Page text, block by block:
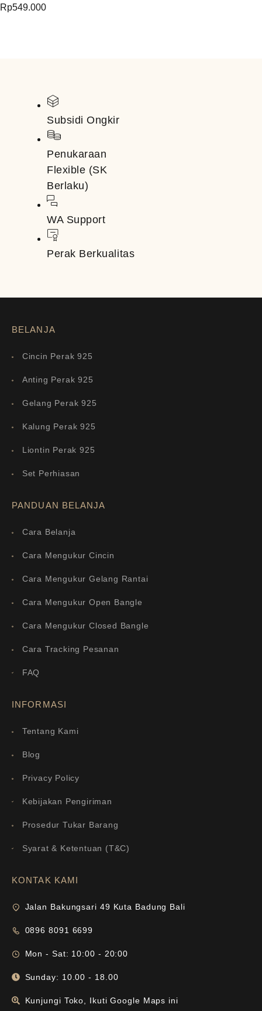
Rp549.000
Subsidi Ongkir
Penukaraan
Flexible (SK
Berlaku)
WA Support
Perak Berkualitas
BELANJA
Cincin Perak 925
Anting Perak 925
Gelang Perak 925
Kalung Perak 925
Liontin Perak 925
Set Perhiasan
PANDUAN BELANJA
Cara Belanja
Cara Mengukur Cincin
Cara Mengukur Gelang Rantai
Cara Mengukur Open Bangle
Cara Mengukur Closed Bangle
Cara Tracking Pesanan
FAQ
INFORMASI
Tentang Kami
Blog
Privacy Policy
Kebijakan Pengiriman
Prosedur Tukar Barang
Syarat & Ketentuan (T&C)
KONTAK KAMI
Jalan Bakungsari 49 Kuta Badung Bali
0896 8091 6699
Mon - Sat: 10:00 - 20:00
Sunday: 10.00 - 18.00
Kunjungi Toko, Ikuti Google Maps ini